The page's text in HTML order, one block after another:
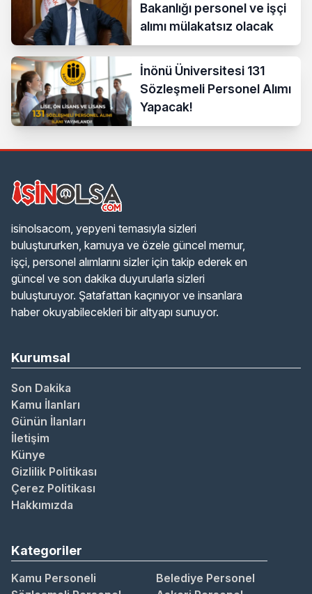
Bakanlığı personel ve işçi
alımı mülakatsız olacak
İnönü Üniversitesi 131
Sözleşmeli Personel Alımı
Yapacak!
isinolsacom, yepyeni temasıyla sizleri
buluştururken, kamuya ve özele güncel memur,
işçi, personel alımlarını sizler için takip ederek en
güncel ve son dakika duyurularla sizleri
buluşturuyor. Şatafattan kaçınıyor ve insanlara
haber okuyabilecekleri bir altyapı sunuyor.
Kurumsal
Son Dakika
Kamu İlanları
Günün İlanları
İletişim
Künye
Gizlilik Politikası
Çerez Politikası
Hakkımızda
Kategoriler
Kamu Personeli
Belediye Personel